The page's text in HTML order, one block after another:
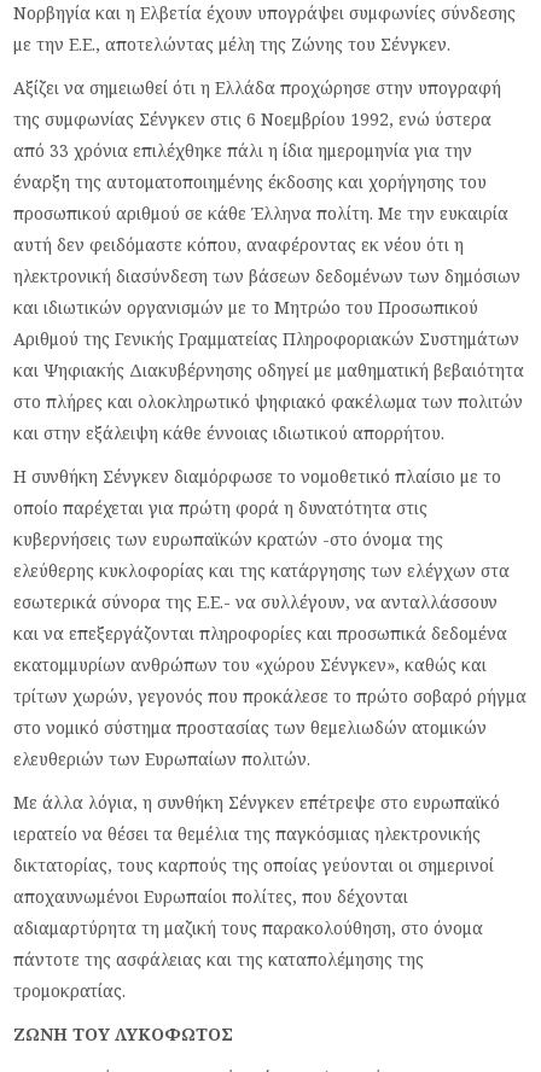
Νορβηγία και η Ελβετία έχουν υπογράψει συμφωνίες σύνδεσης
με την Ε.Ε., αποτελώντας μέλη της Ζώνης του Σένγκεν.
Αξίζει να σημειωθεί ότι η Ελλάδα προχώρησε στην υπογραφή
της συμφωνίας Σένγκεν στις 6 Νοεμβρίου 1992, ενώ ύστερα
από 33 χρόνια επιλέχθηκε πάλι η ίδια ημερομηνία για την
έναρξη της αυτοματοποιημένης έκδοσης και χορήγησης του
προσωπικού αριθμού σε κάθε Έλληνα πολίτη. Με την ευκαιρία
αυτή δεν φειδόμαστε κόπου, αναφέροντας εκ νέου ότι η
ηλεκτρονική διασύνδεση των βάσεων δεδομένων των δημόσιων
και ιδιωτικών οργανισμών με το Μητρώο του Προσωπικού
Αριθμού της Γενικής Γραμματείας Πληροφοριακών Συστημάτων
και Ψηφιακής Διακυβέρνησης οδηγεί με μαθηματική βεβαιότητα
στο πλήρες και ολοκληρωτικό ψηφιακό φακέλωμα των πολιτών
και στην εξάλειψη κάθε έννοιας ιδιωτικού απορρήτου.
Η συνθήκη Σένγκεν διαμόρφωσε το νομοθετικό πλαίσιο με το
οποίο παρέχεται για πρώτη φορά η δυνατότητα στις
κυβερνήσεις των ευρωπαϊκών κρατών -στο όνομα της
ελεύθερης κυκλοφορίας και της κατάργησης των ελέγχων στα
εσωτερικά σύνορα της Ε.Ε.- να συλλέγουν, να ανταλλάσσουν
και να επεξεργάζονται πληροφορίες και προσωπικά δεδομένα
εκατομμυρίων ανθρώπων του «χώρου Σένγκεν», καθώς και
τρίτων χωρών, γεγονός που προκάλεσε το πρώτο σοβαρό ρήγμα
στο νομικό σύστημα προστασίας των θεμελιωδών ατομικών
ελευθεριών των Ευρωπαίων πολιτών.
Με άλλα λόγια, η συνθήκη Σένγκεν επέτρεψε στο ευρωπαϊκό
ιερατείο να θέσει τα θεμέλια της παγκόσμιας ηλεκτρονικής
δικτατορίας, τους καρπούς της οποίας γεύονται οι σημερινοί
αποχαυνωμένοι Ευρωπαίοι πολίτες, που δέχονται
αδιαμαρτύρητα τη μαζική τους παρακολούθηση, στο όνομα
πάντοτε της ασφάλειας και της καταπολέμησης της
τρομοκρατίας.
ΖΩΝΗ ΤΟΥ ΛΥΚΟΦΩΤΟΣ